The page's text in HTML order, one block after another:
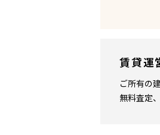
賃貸運
ご所有の
無料査定